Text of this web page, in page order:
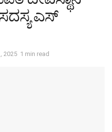
ಎಸ್‌
2025 1 min read